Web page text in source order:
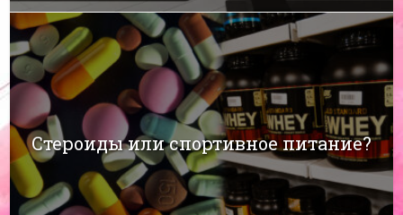
Стероиды или спортивное питание?